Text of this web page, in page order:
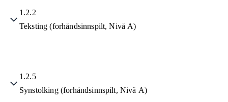
1.2.2
Teksting (forhåndsinnspilt, Nivå A)
1.2.5
Synstolking (forhåndsinnspilt, Nivå A)